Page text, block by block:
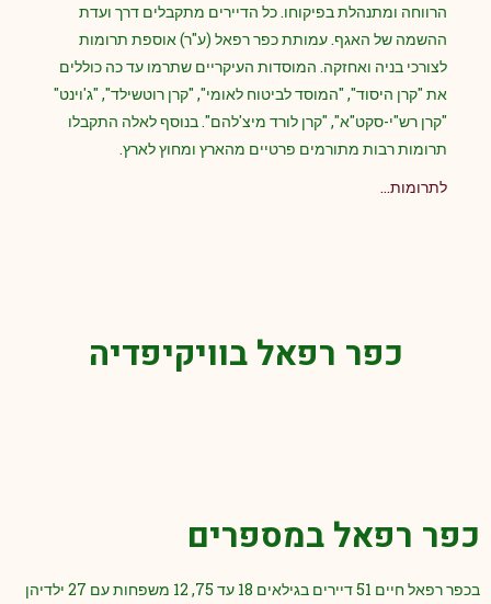
הרווחה ומתנהלת בפיקוחו. כל הדיירים מתקבלים דרך ועדת
ההשמה של האגף. עמותת כפר רפאל (ע"ר) אוספת תרומות
לצורכי בניה ואחזקה. המוסדות העיקריים שתרמו עד כה כוללים
את "קרן היסוד", "המוסד לביטוח לאומי", "קרן רוטשילד", "ג'וינט"
"קרן רש"י-סקט"א", "קרן לורד מיצ'להם". בנוסף לאלה התקבלו
תרומות רבות מתורמים פרטיים מהארץ ומחוץ לארץ.
לתרומות…
כפר רפאל בוויקיפדיה
כפר רפאל במספרים
בכפר רפאל חיים 51 דיירים בגילאים 18 עד 75, 12 משפחות עם 27 ילדיהן